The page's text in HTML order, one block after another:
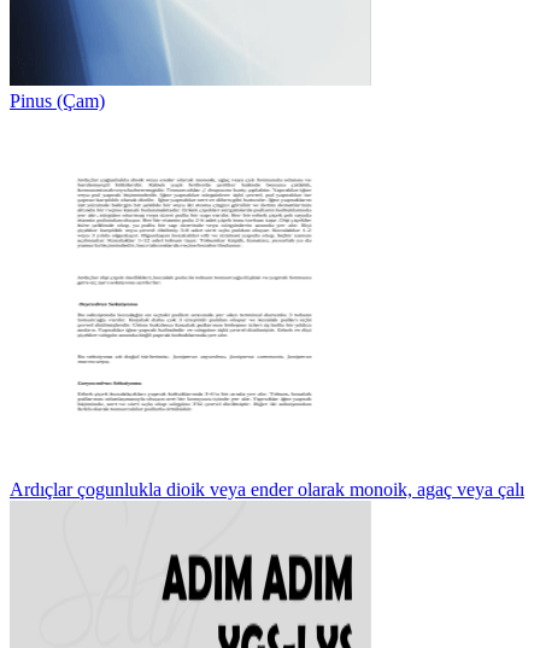
Pinus (Çam)
Ardıçlar çogunlukla dioik veya ender olarak monoik, agaç veya çalı